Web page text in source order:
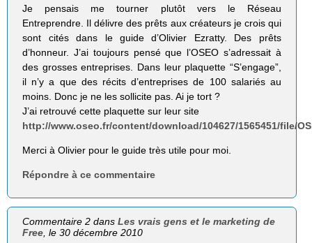
Je pensais me tourner plutôt vers le Réseau
Entreprendre. Il délivre des prêts aux créateurs je crois qui
sont cités dans le guide d’Olivier Ezratty. Des prêts
d’honneur. J’ai toujours pensé que l’OSEO s’adressait à
des grosses entreprises. Dans leur plaquette “S’engage”,
il n’y a que des récits d’entreprises de 100 salariés au
moins. Donc je ne les sollicite pas. Ai je tort ?
J’ai retrouvé cette plaquette sur leur site
http://www.oseo.fr/content/download/104627/1565451/file/
Merci à Olivier pour le guide très utile pour moi.
Répondre à ce commentaire
Commentaire 2 dansLes vrais gens et le marketing de
Free , le 30 décembre 2010